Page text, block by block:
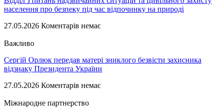
населення про безпеку під час відпочинку на природі
27.05.2026 Коментарів немає
Важливо
Сергій Орлюк передав матері зниклого безвісти захисника
відзнаку Президента України
27.05.2026 Коментарів немає
Міжнародне партнерство